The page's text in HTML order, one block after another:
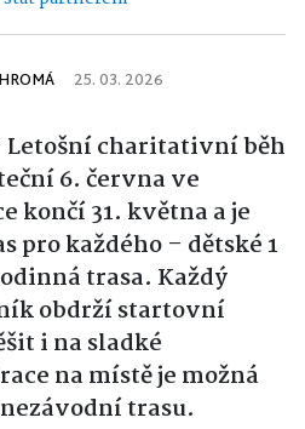
25. 03. 2026
Letošní charitativní běh
6. června ve
končí 31. května a je
pro každého – dětské 1
trasa. Každý
obdrží startovní
i na sladké
na místě je možná
trasu.